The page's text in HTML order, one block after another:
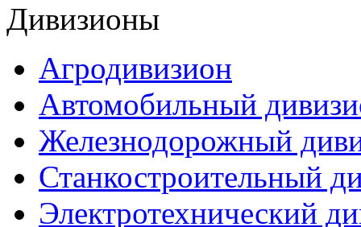
Дивизионы
Агродивизион
Автомобильный
Железнодорожный
Станкостроительный
Электротехнический